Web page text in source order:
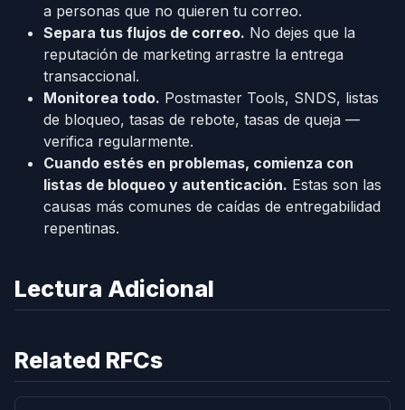
a personas que no quieren tu correo.
Separa tus flujos de correo. No dejes que la
reputación de marketing arrastre la entrega
transaccional.
Monitorea todo. Postmaster Tools, SNDS, listas
de bloqueo, tasas de rebote, tasas de queja —
verifica regularmente.
Cuando estés en problemas, comienza con
listas de bloqueo y autenticación. Estas son las
causas más comunes de caídas de entregabilidad
repentinas.
Lectura Adicional
Related RFCs